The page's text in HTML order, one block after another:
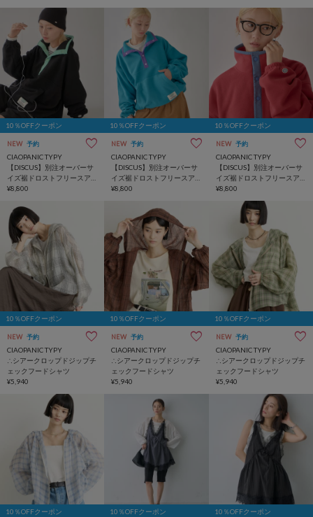
10％OFFクーポン
NEW 予約
CIAOPANIC TYPY
【DISCUS】別注オーバーサ
イズ裾ドロストフリースア
ノラックプルオーバー
¥8,800
10％OFFクーポン
NEW 予約
CIAOPANIC TYPY
【DISCUS】別注オーバーサ
イズ裾ドロストフリースア
ノラックプルオーバー
¥8,800
10％OFFクーポン
NEW 予約
CIAOPANIC TYPY
【DISCUS】別注オーバーサ
イズ裾ドロストフリースア
ノラックプルオーバー
¥8,800
10％OFFクーポン
NEW 予約
CIAOPANIC TYPY
∴シアークロップドジップチ
ェックフードシャツ
¥5,940
10％OFFクーポン
NEW 予約
CIAOPANIC TYPY
∴シアークロップドジップチ
ェックフードシャツ
¥5,940
10％OFFクーポン
NEW 予約
CIAOPANIC TYPY
∴シアークロップドジップチ
ェックフードシャツ
¥5,940
10％OFFクーポン 10％OFFクーポン 10％OFFクーポン